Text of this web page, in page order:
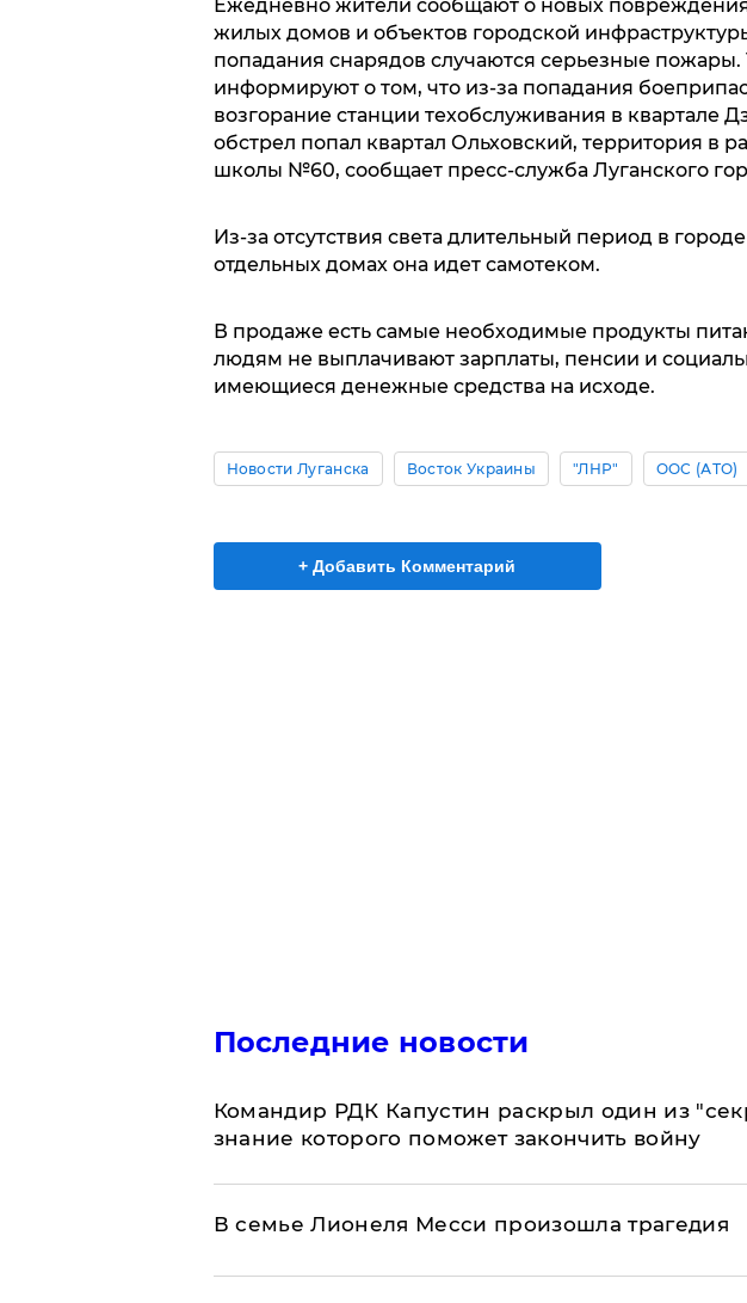
Ежедневно жители сообщают о новых
жилых домов и объектов городской
попадания снарядов случаются серьезные пожары.
информируют о том, что из-за попадания
возгорание станции техобслуживания в квартале
обстрел попал квартал Ольховский, территория в
школы №60, сообщает пресс-служба Луганского
Из-за отсутствия света длительный период в
отдельных домах она идет самотеком.
В продаже есть самые необходимые продукты
людям не выплачивают зарплаты, пенсии и
имеющиеся денежные средства на исходе.
Новости Луганска Восток Украины "ЛНР" ООС (АТО)
+ Добавить Комментарий
Последние новости
Командир РДК Капустин раскрыл один из
знание которого поможет закончить войну
В семье Лионеля Месси произошла трагедия